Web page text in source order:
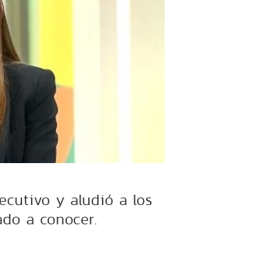
y aludió a los
a conocer.